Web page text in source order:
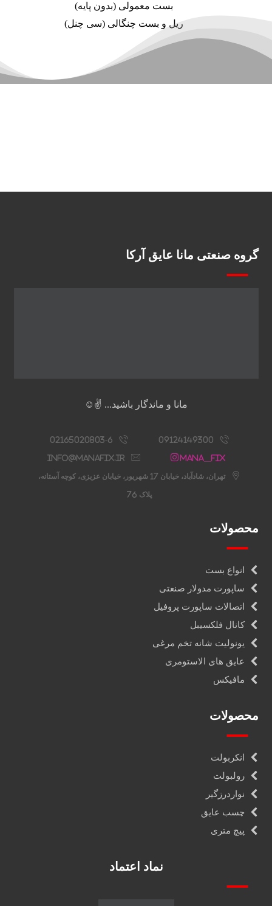
بست معمولی (بدون پایه)
ریل و بست چنگالی (سی چنل)
گروه صنعتی مانا عایق آرکا
مانا و ماندگار باشید... ✌️☺️
محصولات
انواع بست
ساپورت مدولار صنعتی
اتصالات ساپورت پروفیل
کانال فلکسیبل
عایق های الاستومری
مافیکس
محصولات
انکربولت
رولبولت
پیچ متری